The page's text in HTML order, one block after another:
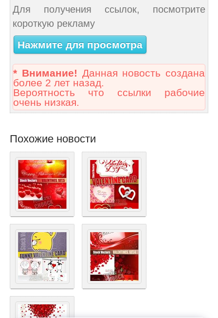
Для получения ссылок, посмотрите
короткую рекламу
Нажмите для просмотра
* Внимание! Данная новость создана
более 2 лет назад.
Вероятность что ссылки рабочие
очень низкая.
Похожие новости